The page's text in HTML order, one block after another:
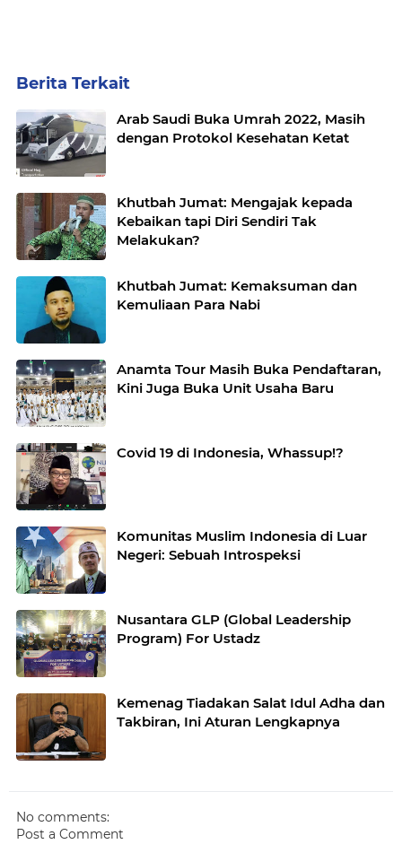
Berita Terkait
Arab Saudi Buka Umrah 2022, Masih
dengan Protokol Kesehatan Ketat
Khutbah Jumat: Mengajak kepada
Kebaikan tapi Diri Sendiri Tak
Melakukan?
Khutbah Jumat: Kemaksuman dan
Kemuliaan Para Nabi
Anamta Tour Masih Buka Pendaftaran,
Kini Juga Buka Unit Usaha Baru
Covid 19 di Indonesia, Whassup!?
Komunitas Muslim Indonesia di Luar
Negeri: Sebuah Introspeksi
Nusantara GLP (Global Leadership
Program) For Ustadz
Kemenag Tiadakan Salat Idul Adha dan
Takbiran, Ini Aturan Lengkapnya
No comments:
Post a Comment